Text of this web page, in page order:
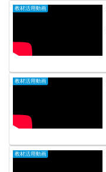
教材活用動画
教材活用動画
教材活用動画